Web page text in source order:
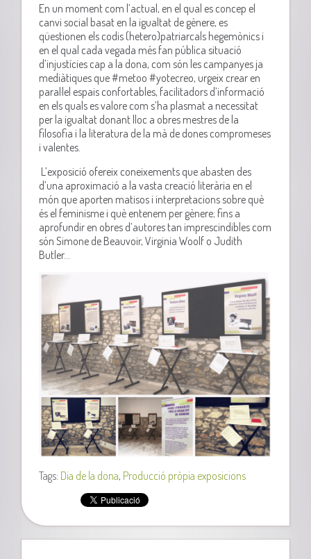
En un moment com l’actual, en el qual es concep el
canvi social basat en la igualtat de gènere, es
qüestionen els codis (hetero)patriarcals hegemònics i
en el qual cada vegada més fan pública situació
d’injustícies cap a la dona, com són les campanyes ja
mediàtiques que #metoo #yotecreo, urgeix crear en
paral·lel espais confortables, facilitadors d’informació
en els quals es valore com s’ha plasmat a necessitat
per la igualtat donant lloc a obres mestres de la
filosofia i la literatura de la mà de dones compromeses
i valentes.
L’exposició ofereix coneixements que abasten des
d’una aproximació a la vasta creació literària en el
món que aporten matisos i interpretacions sobre què
és el feminisme i què entenem per gènere; fins a
aprofundir en obres d’autores tan imprescindibles com
són Simone de Beauvoir, Virginia Woolf o Judith
Butler…
Tags: Dia de la dona, Producció pròpia exposicions